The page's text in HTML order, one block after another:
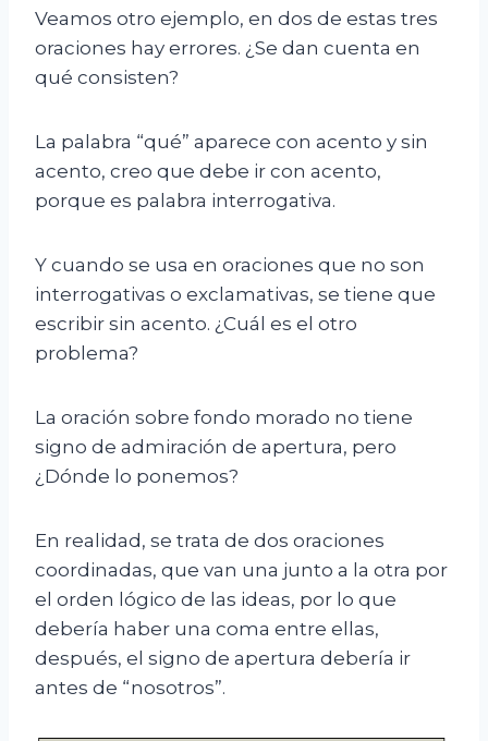
Veamos otro ejemplo, en dos de estas tres
oraciones hay errores. ¿Se dan cuenta en
qué consisten?
La palabra “qué” aparece con acento y sin
acento, creo que debe ir con acento,
porque es palabra interrogativa.
Y cuando se usa en oraciones que no son
interrogativas o exclamativas, se tiene que
escribir sin acento. ¿Cuál es el otro
problema?
La oración sobre fondo morado no tiene
signo de admiración de apertura, pero
¿Dónde lo ponemos?
En realidad, se trata de dos oraciones
coordinadas, que van una junto a la otra por
el orden lógico de las ideas, por lo que
debería haber una coma entre ellas,
después, el signo de apertura debería ir
antes de “nosotros”.